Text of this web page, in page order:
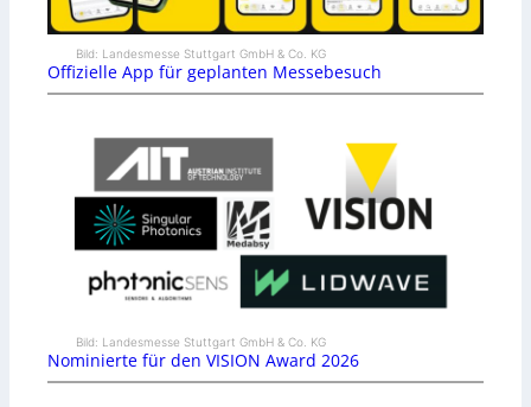
Bild: Landesmesse Stuttgart GmbH & Co. KG
Offizielle App für geplanten Messebesuch
Bild: Landesmesse Stuttgart GmbH & Co. KG
Nominierte für den VISION Award 2026